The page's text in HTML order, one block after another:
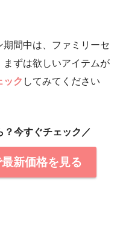
間中は、ファミリーセ
ずは欲しいアイテムが
ック してみてください
？今すぐチェック／
新価格を見る